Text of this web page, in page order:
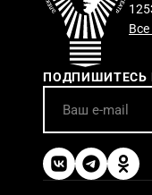
ПОДПИШИТЕСЬ